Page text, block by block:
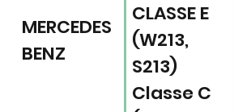
MERCEDES
BENZ
CLASSE E
(W213,
S213)
Classe C